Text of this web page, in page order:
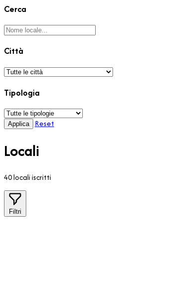
Cerca
Città
Tipologia
Reset
Locali
40 locali iscritti
Filtri